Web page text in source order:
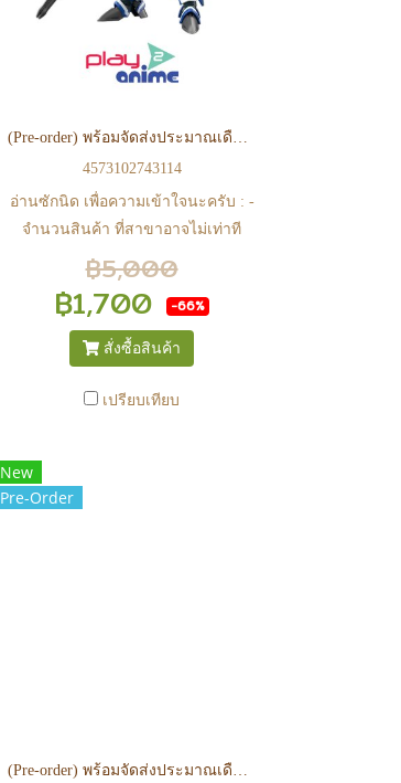
(Pre-order) พร้อมจัดส่งประมาณเดือน 09 ปี 2026 HG 1/100 VF-25G MESSIAH VALKYRIE MICHAEL CUSTOM
4573102743114
อ่านซักนิด เพื่อความเข้าใจนะครับ : -
จำนวนสินค้า ที่สาขาอาจไม่เท่าที
หน้า web ในบางเวลา เนื่องจากสินค้า
มีการเคลือนไหวตลอดเวลา หาก
สนใจซื้อที่สาขา สามารถ ตรวจสอบ
ได้ที่ 0815502600 หรือ
https://www.facebook.com/play2anime
หรือ Line Official Account
สินค้าจะถูกจัดส่งในวันรุ่งขึ้น (ยกเว้น
วันเสาร์ วันอาทิตย์ และวันหยุดนักขัต
฿5,000
฿1,700 -66%
สั่งซื้อสินค้า
เปรียบเทียบ
New
Pre-Order
(Pre-order) พร้อมจัดส่งประมาณเดือน 09 ปี 2026 30MF CLASS UP ARMOR METEORIC IRONSHOGUN